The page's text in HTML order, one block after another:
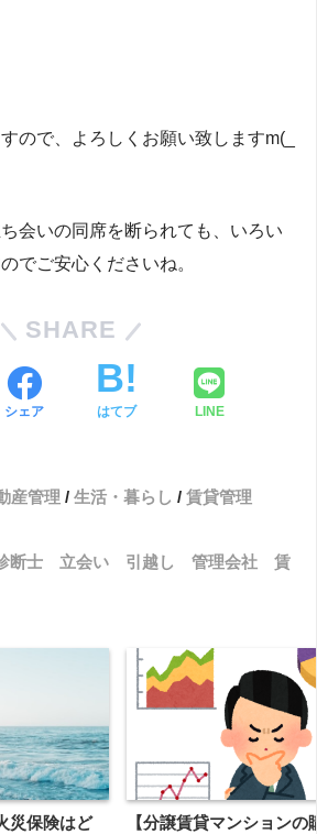
ので、よろしくお願い致しますm(_
会いの同席を断られても、いろい
でご安心くださいね。
SHARE
シェア はてブ LINE
産管理 生活・暮らし
賃貸管理
断士 立会い 引越し 管理会社 賃
災保険はど
【分譲賃貸マンションの